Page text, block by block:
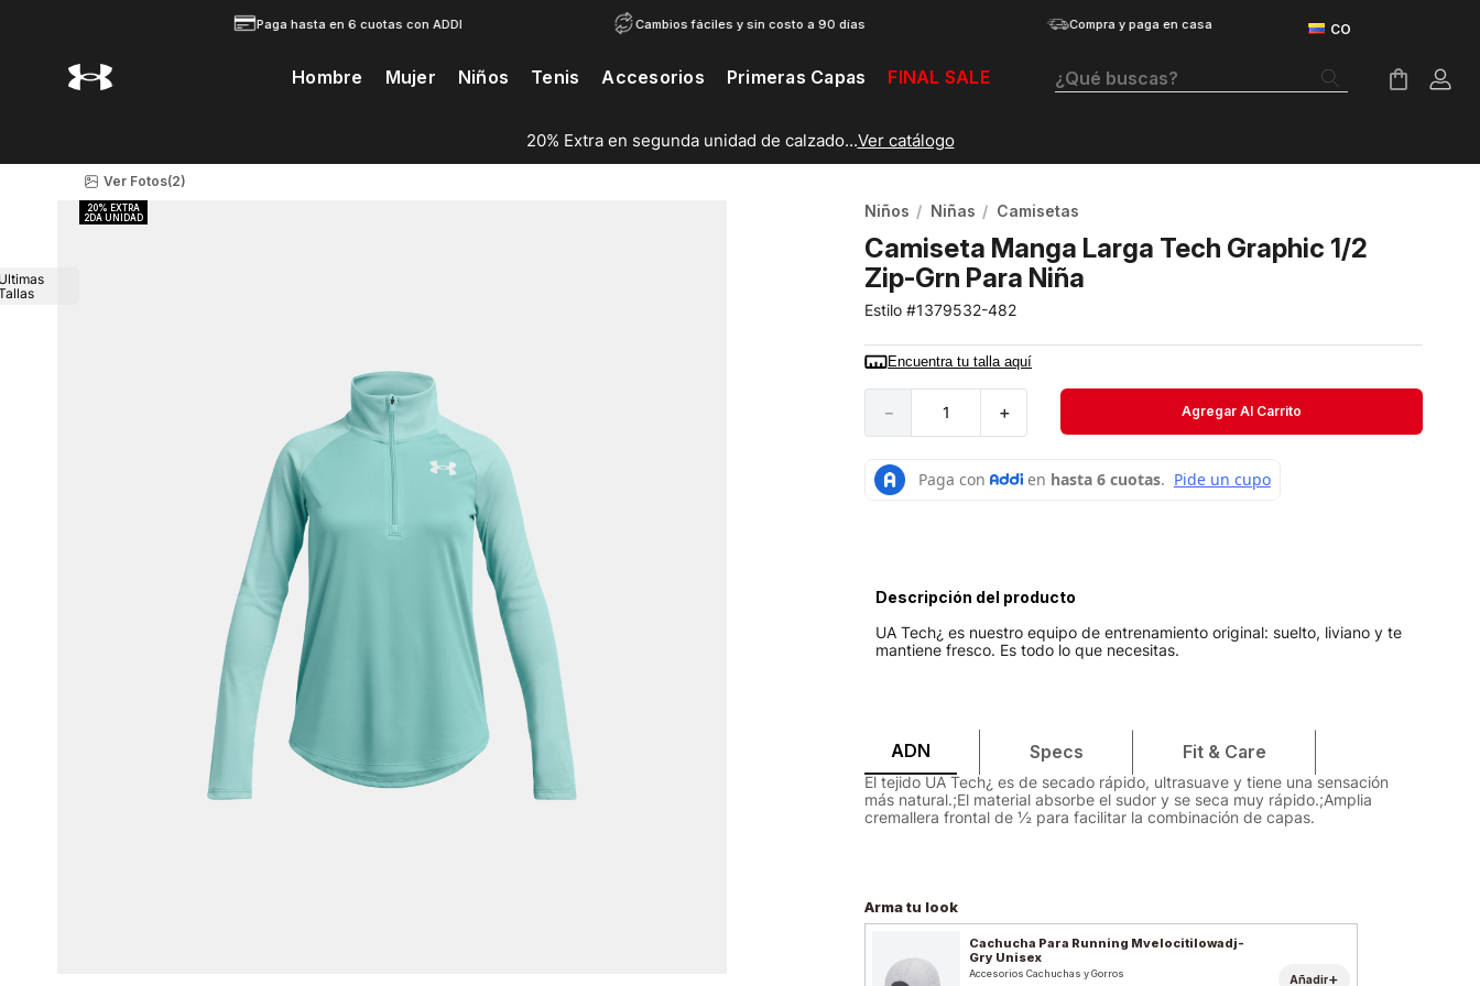
Paga hasta en 6 cuotas con ADDI Cambios fáciles y sin costo a 90 días Compra y paga en casa
Hombre Mujer Niños Tenis Accesorios Primeras Capas FINAL SALE ¿Qué buscas?
20% Extra en segunda unidad de calzado...Ver catálogo
Ver Fotos(2)
Niños Niñas Camisetas
Camiseta Manga Larga Tech Graphic 1/2
Zip-Grn Para Niña
1379532-482
Encuentra tu talla aquí
＋
－ Agregar Al Carrito
Descripción del producto
UA Tech¿ es nuestro equipo de entrenamiento original: suelto, liviano y te
mantiene fresco. Es todo lo que necesitas.
ADN Specs Fit & Care
El tejido UA Tech¿ es de secado rápido, ultrasuave y tiene una sensación
más natural.;El material absorbe el sudor y se seca muy rápido.;Amplia
cremallera frontal de ½ para facilitar la combinación de capas.
Arma tu look
Cachucha Para Running Mvelocitilowadj-
Gry Unisex
Accesorios Cachuchas y Gorros Añadir+
Botas
Tenis Mujer
Tenis Hombre
Short